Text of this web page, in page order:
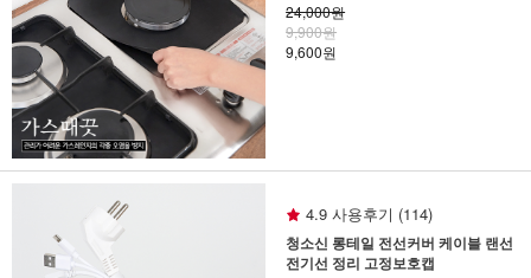
24,000원
9,900원
9,600원
4.9 사용후기 (114)
청소신 롱테일 전선커버 케이블 랜선
전기선 정리 고정보호캡